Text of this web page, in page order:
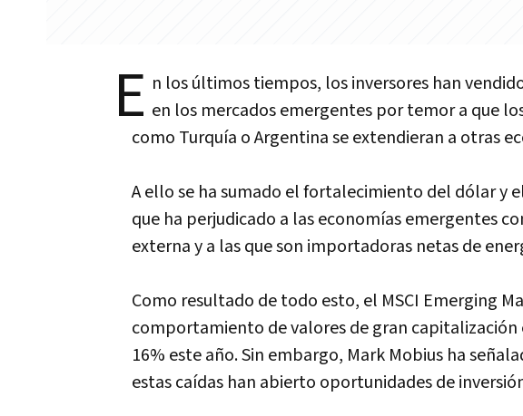
E n los últimos tiempos, los inversores han
en los mercados emergentes por temor a que
como Turquía o Argentina se extendieran a otras
A ello se ha sumado el fortalecimiento del dólar y
que ha perjudicado a las economías emergentes
externa y a las que son importadoras netas de
Como resultado de todo esto, el MSCI Emerging
comportamiento de valores de gran capitalización
16% este año. Sin embargo, Mark Mobius ha
estas caídas han abierto oportunidades de